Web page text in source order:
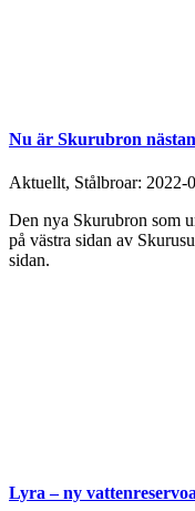
Nu är Skurubron
Aktuellt, Stålbroar: 2022-
Den nya Skurubron som
på västra sidan av
sidan.
Lyra – ny